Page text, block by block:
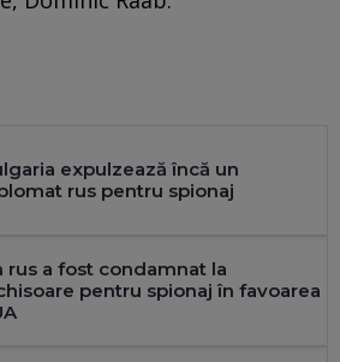
expulzează încă un
rus pentru spionaj
rus a fost condamnat la
pentru spionaj în favoarea